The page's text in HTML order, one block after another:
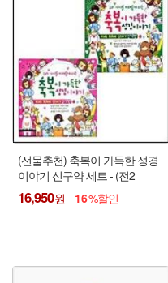
(선물추천) 축복이 가득한 성경
이야기 신구약 세트 - (전2
종/6CD)
16,950 16